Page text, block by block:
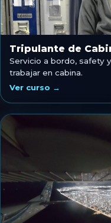
Tripulante de
Servicio a bordo, safety
trabajar en cabina.
Ver curso →